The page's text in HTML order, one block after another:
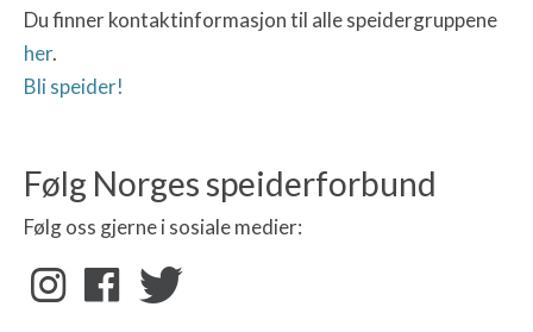
Du finner kontaktinformasjon til alle speidergruppene
her.
Bli speider!
Følg Norges speiderforbund
Følg oss gjerne i sosiale medier: